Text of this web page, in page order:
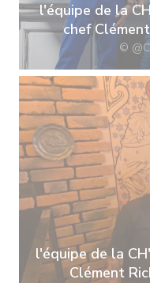
l'équipe de la
chef
©
l'équipe de la
Clément